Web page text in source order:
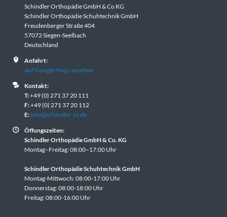
Schindler Orthopädie GmbH & Co KG
Schindler Orthopädie Schuhtechnik GmbH
Freudenberger Straße 404
57072 Siegen-Seelbach
Deutschland
Anfahrt:
Auf Google Maps ansehen
Kontakt:
T:+49 (0) 271 37 20 111
F:+49 (0) 271 37 20 112
E: info@schindler-ot.de
Öffungszeiten:
Schindler Orthopädie GmbH & Co. KG
Montag–Freitag: 08:00–17:00 Uhr
Schindler Orthopädie Schuhtechnik GmbH
Montag-Mittwoch: 08:00-17:00 Uhr
Donnerstag: 08:00-18:00 Uhr
Freitag: 08:00-16:00 Uhr